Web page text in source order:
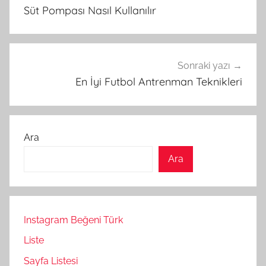
Süt Pompası Nasıl Kullanılır
Sonraki yazı
En İyi Futbol Antrenman Teknikleri
Ara
Ara
Instagram Beğeni Türk
Liste
Sayfa Listesi